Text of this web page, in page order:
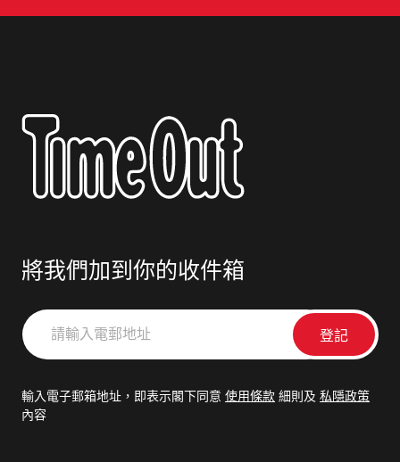
將我們加到你的收件箱
請
輸
郵
輸入電子郵箱地址，即表示閣下同意 使用條款 細則及 私隱政策
內容